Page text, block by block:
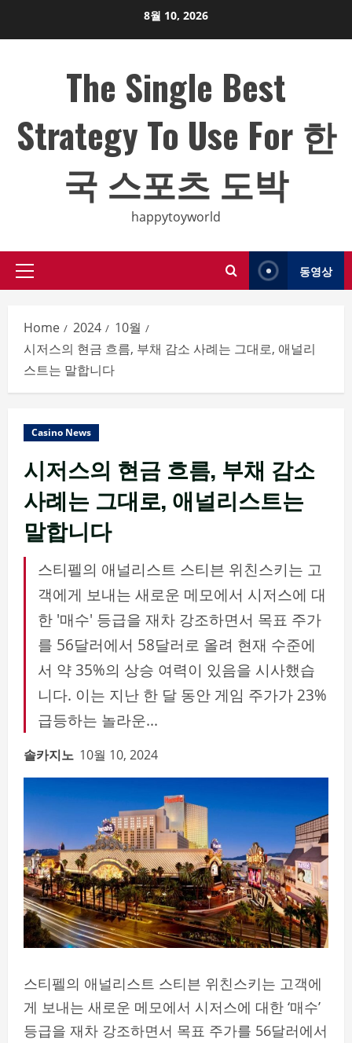
8월 10, 2026
The Single Best
Strategy To Use For 한
국 스포츠 도박
happytoyworld
Primary
동영상
Home 2024
10월
시저스의 현금 흐름, 부채 감소 사례는 그대로, 애널리
스트는 말합니다
Casino News
시저스의 현금 흐름, 부채 감소
사례는 그대로, 애널리스트는
말합니다
스티펠의 애널리스트 스티븐 위친스키는 고
객에게 보내는 새로운 메모에서 시저스에 대
한 '매수' 등급을 재차 강조하면서 목표 주가
를 56달러에서 58달러로 올려 현재 수준에
서 약 35%의 상승 여력이 있음을 시사했습
니다. 이는 지난 한 달 동안 게임 주가가 23%
급등하는 놀라운...
솔카지노 10월 10, 2024
스티펠의 애널리스트 스티븐 위친스키는 고객에
게 보내는 새로운 메모에서 시저스에 대한 ‘매수’
등급을 재차 강조하면서 목표 주가를 56달러에서